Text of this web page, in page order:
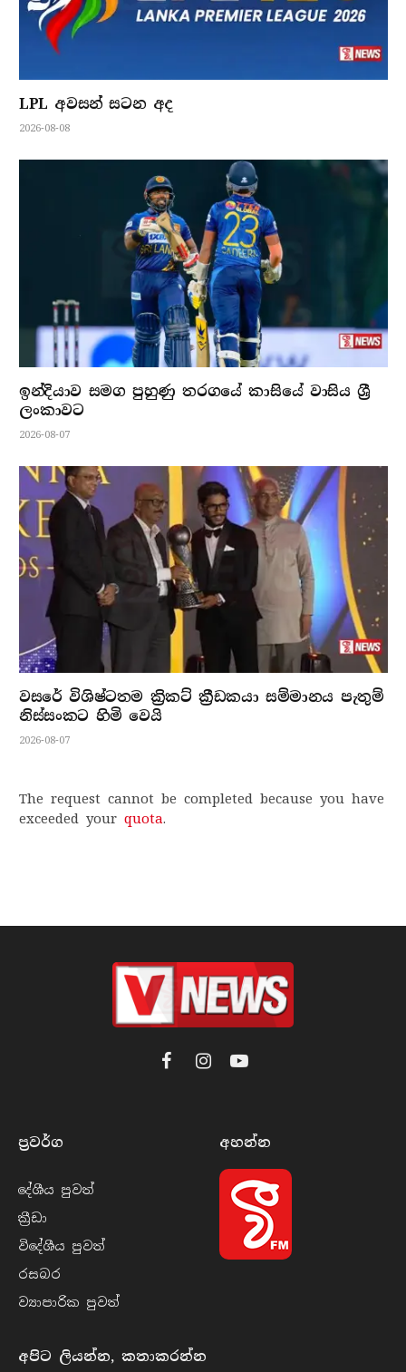
LPL අවසන් සටන අද
2026-08-08
ඉන්දියාව සමග පුහුණු තරගයේ කාසියේ වාසිය ශ්‍රී
ලංකාවට
2026-08-07
වසරේ විශිෂ්ටතම ක්‍රිකට් ක්‍රීඩකයා සම්මානය පැතුම්
නිස්සංකට හිමි වෙයි
2026-08-07
The request cannot be completed because you have
exceeded your quota.
FacebookInstagramYouTube
ප්‍රවර්​ග
දේශීය පුව​ත්
ක්‍රී​ඩා
විදේශීය පුව​ත්
රසබ​ර
ව්‍යාපාරික පුව​ත්
අහන්​න
අපිට ලියන්න, කතාකරන්න